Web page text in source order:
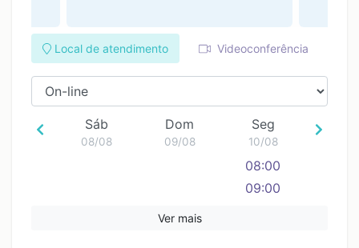
Local de atendimento Videoconferência
Sáb
08/08
Dom
09/08
Seg
10/08
08:00
09:00
Ver mais